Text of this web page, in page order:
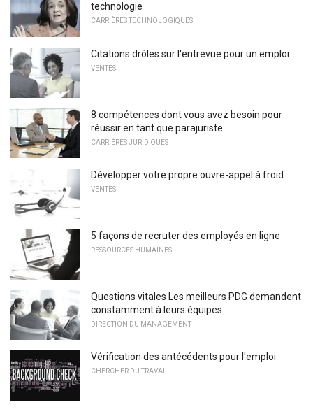
technologie
CARRIÈRES TECHNOLOGIQUES
Citations drôles sur l'entrevue pour un emploi
VENTES
8 compétences dont vous avez besoin pour
réussir en tant que parajuriste
CARRIÈRES JURIDIQUES
Développer votre propre ouvre-appel à froid
VENTES
5 façons de recruter des employés en ligne
RESSOURCES HUMAINES
Questions vitales Les meilleurs PDG demandent
constamment à leurs équipes
DIRECTION DU MANAGEMENT
Vérification des antécédents pour l'emploi
CHERCHER DU TRAVAIL